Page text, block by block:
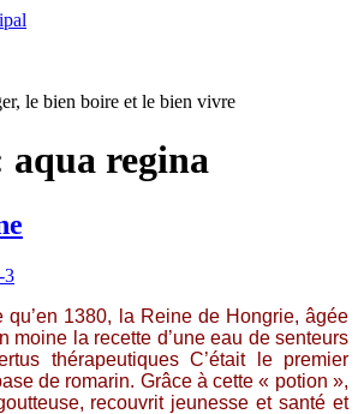
le bien boire et le bien vivre
regina
qu’en 1380, la Reine de Hongrie, âgée
moine la recette d’une eau de senteurs
thérapeutiques C’était le premier
de romarin. Grâce à cette « potion »,
recouvrit jeunesse et santé et